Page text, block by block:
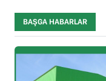
BAŞGA HABARLAR